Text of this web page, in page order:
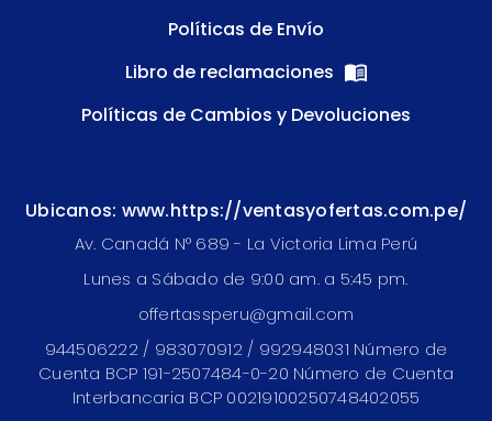
Políticas de Envío
Libro de reclamaciones
Políticas de Cambios y Devoluciones
Ubicanos: www.https://ventasyofertas.com.pe/
Av. Canadá N° 689 - La Victoria Lima Perú
Lunes a Sábado de 9:00 am. a 5:45 pm.
offertassperu@gmail.com
944506222 / 983070912 / 992948031 Número de
Cuenta BCP 191-2507484-0-20 Número de Cuenta
Interbancaria BCP 00219100250748402055